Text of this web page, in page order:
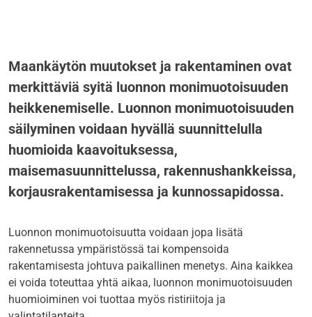
Maankäytön muutokset ja rakentaminen ovat
merkittäviä syitä luonnon monimuotoisuuden
heikkenemiselle. Luonnon monimuotoisuuden
säilyminen voidaan hyvällä suunnittelulla
huomioida kaavoituksessa,
maisemasuunnittelussa, rakennushankkeissa,
korjausrakentamisessa ja kunnossapidossa.
Luonnon monimuotoisuutta voidaan jopa lisätä
rakennetussa ympäristössä tai kompensoida
rakentamisesta johtuva paikallinen menetys. Aina kaikkea
ei voida toteuttaa yhtä aikaa, luonnon monimuotoisuuden
huomioiminen voi tuottaa myös ristiriitoja ja